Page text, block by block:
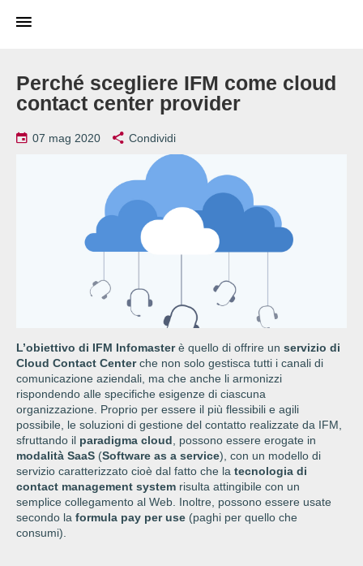
Perché scegliere IFM come cloud
contact center provider
07 mag 2020 Condividi
L’obiettivo di IFM Infomasterè quello di offrire un servizio di
Cloud Contact Centerche non solo gestisca tutti i canali di
comunicazione aziendali, ma che anche li armonizzi
rispondendo alle specifiche esigenze di ciascuna
organizzazione. Proprio per essere il più flessibili e agili
possibile, le soluzioni di gestione del contatto realizzate da IFM,
sfruttando il paradigma cloud , possono essere erogate in
modalità SaaS (Software as a service), con un modello di
servizio caratterizzato cioè dal fatto che la tecnologia di
contact management system risulta attingibile con un
semplice collegamento al Web. Inoltre, possono essere usate
secondo la formula pay per use (paghi per quello che
consumi).